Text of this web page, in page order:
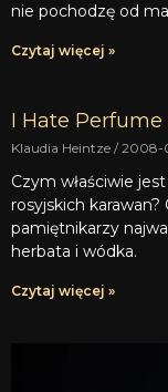
nie pochodzę od
Czytaj więcej »
I Hate Perfume
Klaudia Heintze 2008-
Czym właściwie
rosyjskich
pamiętnikarzy
herbata i wódka.
Czytaj więcej »